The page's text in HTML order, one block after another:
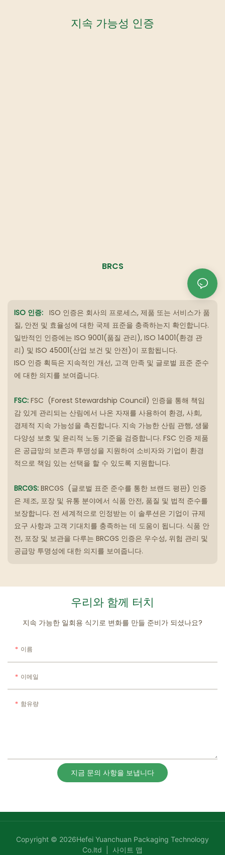
지속 가능성 인증
BRCS
ISO 인증: ISO 인증은 회사의 프로세스, 제품 또는 서비스가 품
질, 안전 및 효율성에 대한 국제 표준을 충족하는지 확인합니다.
일반적인 인증에는 ISO 9001(품질 관리), ISO 14001(환경 관
리) 및 ISO 45001(산업 보건 및 안전)이 포함됩니다.
ISO 인증 획득은 지속적인 개선, 고객 만족 및 글로벌 표준 준수
에 대한 의지를 보여줍니다.
FSC:FSC (Forest Stewardship Council) 인증을 통해 책임
감 있게 관리되는 산림에서 나온 자재를 사용하여 환경, 사회,
경제적 지속 가능성을 촉진합니다. 지속 가능한 산림 관행, 생물
다양성 보호 및 윤리적 노동 기준을 검증합니다.FSC 인증 제품
은 공급망의 보존과 투명성을 지원하여 소비자와 기업이 환경
적으로 책임 있는 선택을 할 수 있도록 지원합니다.
BRCGS:BRCGS (글로벌 표준 준수를 통한 브랜드 평판) 인증
은 제조, 포장 및 유통 분야에서 식품 안전, 품질 및 법적 준수를
보장합니다. 전 세계적으로 인정받는 이 솔루션은 기업이 규제
요구 사항과 고객 기대치를 충족하는 데 도움이 됩니다. 식품 안
전, 포장 및 보관을 다루는 BRCGS 인증은 우수성, 위험 관리 및
공급망 투명성에 대한 의지를 보여줍니다.
우리와 함께 터치
지속 가능한 일회용 식기로 변화를 만들 준비가 되셨나요?
이름
이메일
함유량
지금 문의 사항을 보냅니다
Copyright © 2026Hefei Yuanchuan Packaging Technology
Co.ltd |
사이트 맵